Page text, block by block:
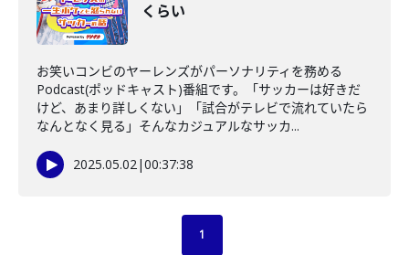
くらい
お笑いコンビのヤーレンズがパーソナリティを務める
Podcast(ポッドキャスト)番組です。「サッカーは好きだ
けど、あまり詳しくない」「試合がテレビで流れていたら
なんとなく見る」そんなカジュアルなサッカ...
2025.05.02|00:37:38
1